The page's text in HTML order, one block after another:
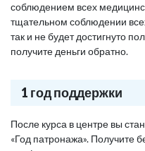
соблюдением всех
тщательном соблюдении
так и не будет достигнуто
получите деньги обратно.
1 год поддержки
После курса в центре вы
«Год патронажа». Получите